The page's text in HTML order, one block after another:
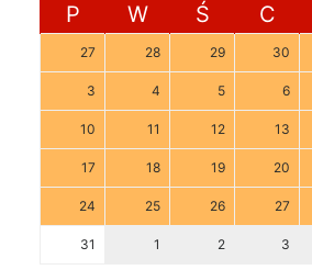
P W Ś C
27 28 29 30
3 4 5 6
10 11 12 13
17 18 19 20
24 25 26 27
31 1 2 3